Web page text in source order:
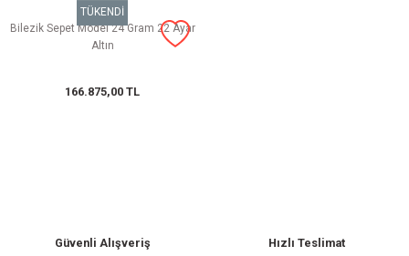
TÜKENDİ
Bilezik Sepet Model 24 Gram 22 Ayar
Altın
166.875,00 TL
Güvenli Alışveriş Hızlı Teslimat